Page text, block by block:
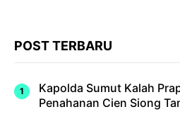
POST TERBARU
Kapolda Sumut Kalah
Penahanan Cien Siong